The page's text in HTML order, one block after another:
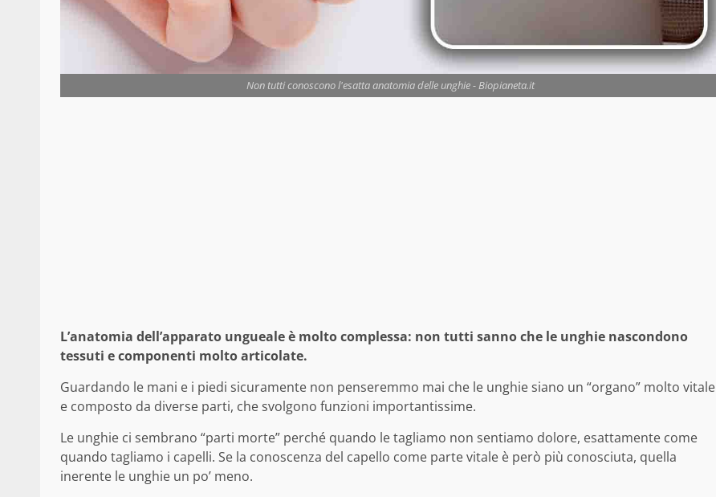
Non tutti conoscono l'esatta anatomia delle unghie - Biopianeta.it
L’anatomia dell’apparato ungueale è molto complessa: non tutti sanno che le unghie nascondono
tessuti e componenti molto articolate.
Guardando le mani e i piedi sicuramente non penseremmo mai che le unghie siano un “organo” molto vitale
e composto da diverse parti, che svolgono funzioni importantissime.
Le unghie ci sembrano “parti morte” perché quando le tagliamo non sentiamo dolore, esattamente come
quando tagliamo i capelli. Se la conoscenza del capello come parte vitale è però più conosciuta, quella
inerente le unghie un po’ meno.